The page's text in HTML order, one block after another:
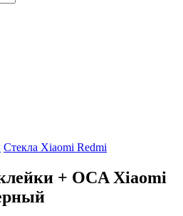
Стекла Xiaomi Redmi
+ OCA Xiaomi